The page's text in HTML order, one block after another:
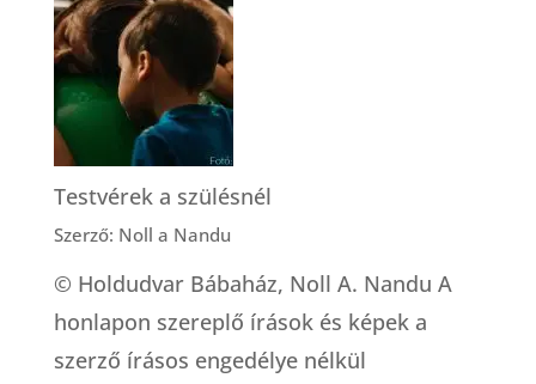
lesz
elég
a
tej?
Testvérek a szülésnél
Szerző: Noll a Nandu
© Holdudvar Bábaház, Noll A. Nandu A
honlapon szereplő írások és képek a
szerző írásos engedélye nélkül